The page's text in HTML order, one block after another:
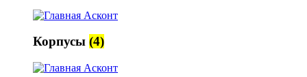
Корпусы (4)